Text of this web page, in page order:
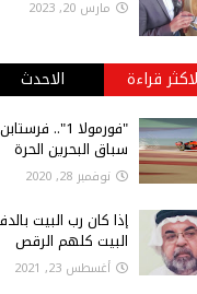
مارس 20, 2023
قراءة الاحدث
"فورمولا 1"..
سباق البحرين الحرة
نوفمبر 28, 2020
إذا كان رب البيت
البيت كلهم الرقص
أغسطس 23, 2021